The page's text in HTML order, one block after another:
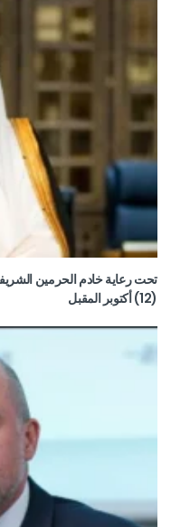
تحت رعاية خادم الحرمين
(12) أكتوبر المقبل